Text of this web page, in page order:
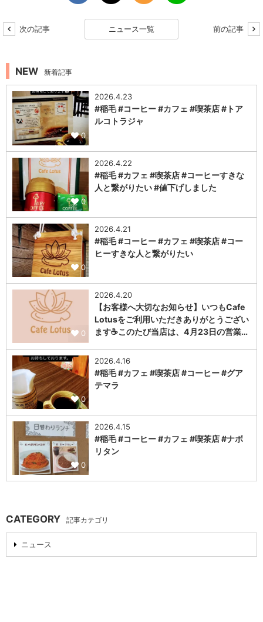
次の記事 ニュース一覧 前の記事
NEW 新着記事
0
2026.4.23
#稲毛 #コーヒー #カフェ #喫茶店 #トア
ルコトラジャ
0
2026.4.22
#稲毛 #カフェ #喫茶店 #コーヒーすきな
人と繋がりたい #値下げしました
0
2026.4.21
#稲毛 #コーヒー #カフェ #喫茶店 #コー
ヒーすきな人と繋がりたい
0
2026.4.20
【お客様へ大切なお知らせ】いつもCafe
Lotusをご利用いただきありがとうござい
ます☕このたび当店は、4月23日の営業…
0
2026.4.16
#稲毛 #カフェ #喫茶店 #コーヒー #グア
テマラ
0
2026.4.15
#稲毛 #コーヒー #カフェ #喫茶店 #ナボ
リタン
CATEGORY 記事カテゴリ
ニュース